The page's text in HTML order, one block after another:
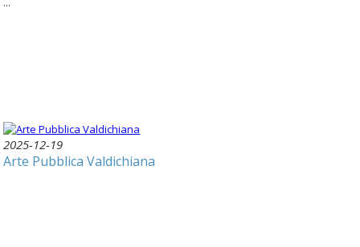
2025-12-19
Arte Pubblica Valdichiana